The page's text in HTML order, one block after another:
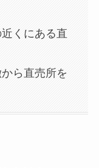
くにある直
ら直売所を